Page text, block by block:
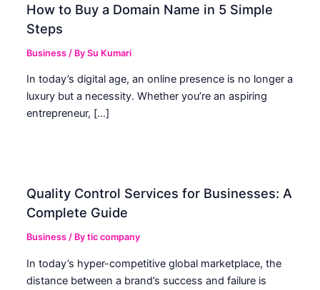
How to Buy a Domain Name in 5 Simple
Steps
Business / BySu Kumari
In today’s digital age, an online presence is no longer a
luxury but a necessity. Whether you’re an aspiring
entrepreneur, […]
Quality Control Services for Businesses: A
Complete Guide
Business / Bytic company
In today’s hyper-competitive global marketplace, the
distance between a brand’s success and failure is